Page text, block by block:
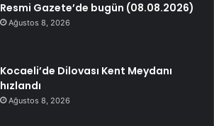
Resmi Gazete’de bugün (08.08.2026)
Ağustos 8, 2026
Kocaeli’de Dilovası Kent Meydanı
hızlandı
Ağustos 8, 2026